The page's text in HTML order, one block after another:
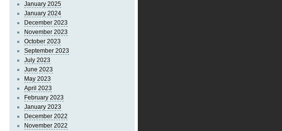
January 2025
January 2024
December 2023
November 2023
October 2023
September 2023
July 2023
June 2023
May 2023
April 2023
February 2023
January 2023
December 2022
November 2022